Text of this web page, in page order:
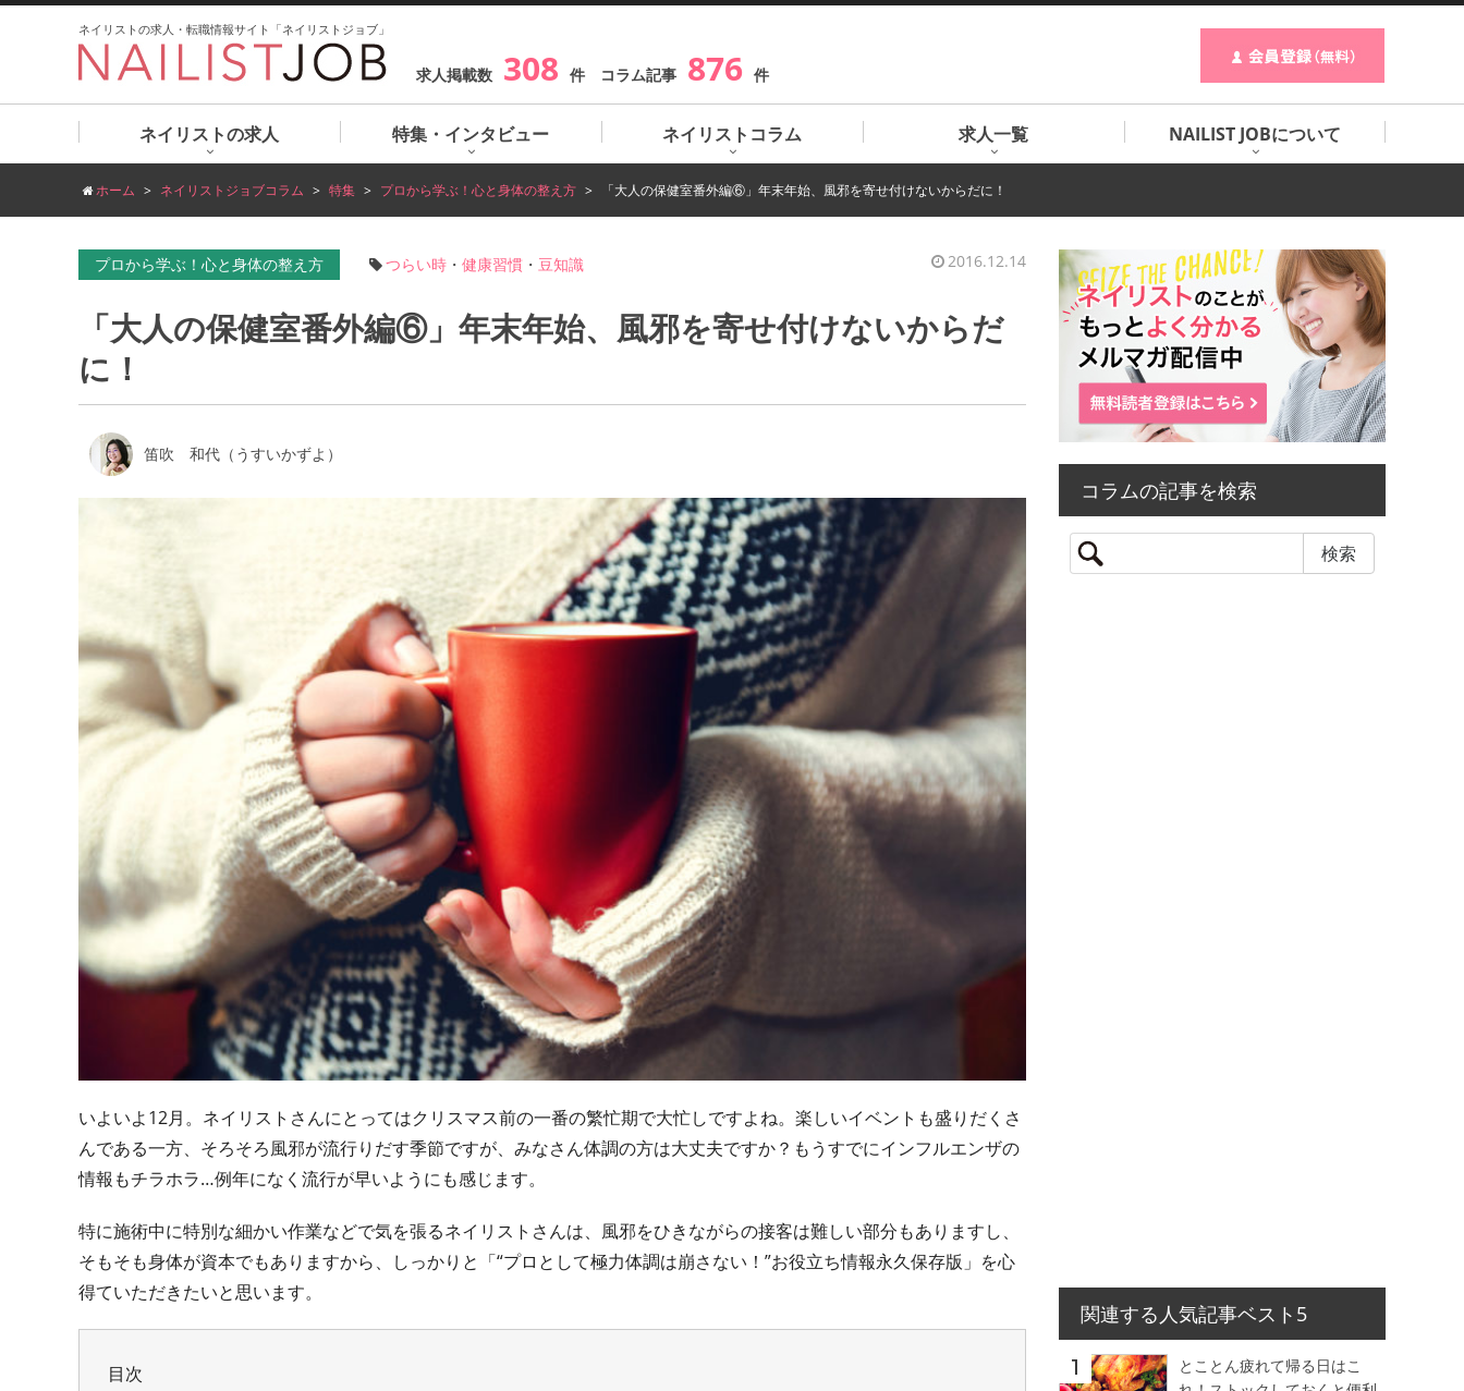
ネイリストの求人・転職情報サイト「ネイリストジョブ」
求人掲載数 308 件 コラム記事 876 件
ネイリストの求人 特集・インタビュー ネイリストコラム 求人一覧 NAILIST JOBについて
ホーム ネイリストジョブコラム 特集 プロから学ぶ！心と身体の整え方 「大人の保健室番外編⑥」年末年始、風邪を寄せ付けないからだに！
プロから学ぶ！心と身体の整え方 つらい時 ・ 健康習慣 ・ 豆知識 2016.12.14
「大人の保健室番外編⑥」年末年始、風邪を寄せ付けないからだ
に！
笛吹 和代（うすいかずよ）
いよいよ12月。ネイリストさんにとってはクリスマス前の一番の繁忙期で大忙しですよね。楽しいイベントも盛りだくさ
んである一方、そろそろ風邪が流行りだす季節ですが、みなさん体調の方は大丈夫ですか？もうすでにインフルエンザの
情報もチラホラ…例年になく流行が早いようにも感じます。
特に施術中に特別な細かい作業などで気を張るネイリストさんは、風邪をひきながらの接客は難しい部分もありますし、
そもそも身体が資本でもありますから、しっかりと「“プロとして極力体調は崩さない！”お役立ち情報永久保存版」を心
得ていただきたいと思います。
目次
コラムの記事を検索
関連する人気記事ベスト5
とことん疲れて帰る日はこ